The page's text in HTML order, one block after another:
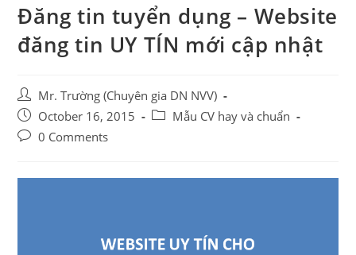
Đăng tin tuyển dụng – Website
đăng tin UY TÍN mới cập nhật
Post
author:
Mr. Trường (Chuyên gia DN NVV)
Post
published:
October 16, 2015
PostMẫu CV hay và chuẩn
Post0 Comments